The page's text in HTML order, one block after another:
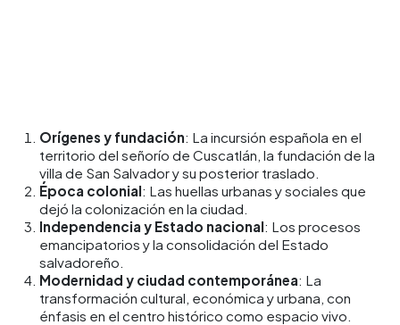
Orígenes y fundación: La incursión española en el
territorio del señorío de Cuscatlán, la fundación de la
villa de San Salvador y su posterior traslado.
Época colonial: Las huellas urbanas y sociales que
dejó la colonización en la ciudad.
Independencia y Estado nacional: Los procesos
emancipatorios y la consolidación del Estado
salvadoreño.
Modernidad y ciudad contemporánea: La
transformación cultural, económica y urbana, con
énfasis en el centro histórico como espacio vivo.